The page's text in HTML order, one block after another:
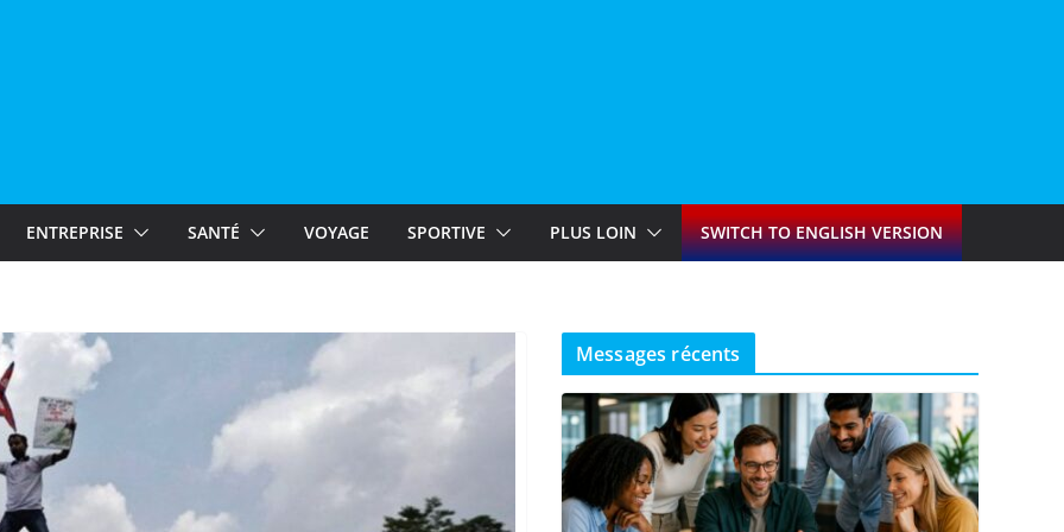
ENTREPRISE SANTÉ VOYAGE SPORTIVE PLUS LOIN SWITCH TO ENGLISH VERSION
Messages récents